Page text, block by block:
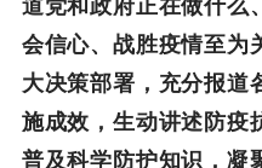
道党和政府正在做什么
会信心、战胜疫情至为
大决策部署，充分报道
施成效，生动讲述防疫
普及科学防护知识，凝